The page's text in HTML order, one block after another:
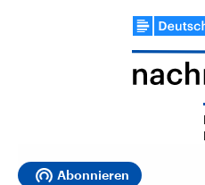
Abonnieren